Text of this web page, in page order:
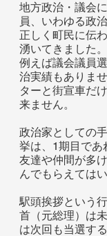
地方政治・議会
員、いわゆる政
正しく町民に伝
湧いてきました。
例えば議会議員
治実績もありま
ターと街宣車だ
来ません。
政治家としての
挙は、1期目であ
友達や仲間が多
んでもらえては
駅頭挨拶という
首（元総理）は
は次回も当選す